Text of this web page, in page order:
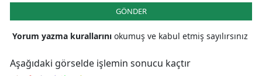
GÖNDER
Yorum yazma kurallarını okumuş ve kabul etmiş sayılırsınız
Aşağıdaki görselde işlemin sonucu kaçtır